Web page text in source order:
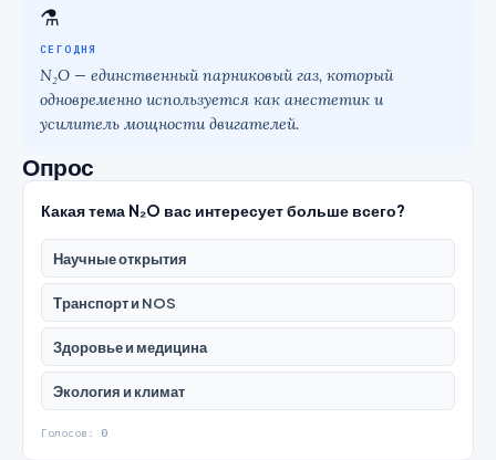
⚗
СЕГОДНЯ
N₂O — единственный парниковый газ, который
одновременно используется как анестетик и
усилитель мощности двигателей.
Опрос
Какая тема N₂O вас интересует больше всего?
Научные открытия
Транспорт и NOS
Здоровье и медицина
Экология и климат
Голосов: 0